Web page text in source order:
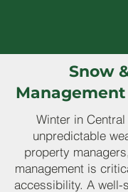
Snow
Winter in
unpredictable
property
management is
accessibility. A well-